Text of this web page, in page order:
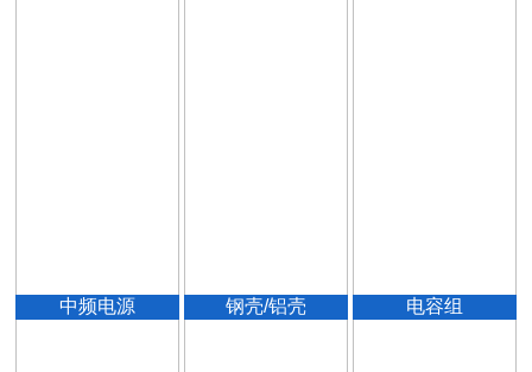
中频电源 钢壳/铝壳 电容组